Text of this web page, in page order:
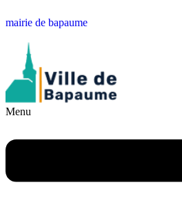
mairie de bapaume
Menu